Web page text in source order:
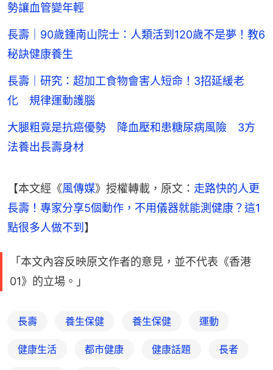
勢讓血管變年輕
長壽｜90歲鍾南山院士：人類活到120歲不是夢！教6
秘訣健康養生
長壽｜研究：超加工食物會害人短命！3招延緩老
化 規律運動護腦
大腿粗竟是抗癌優勢 降血壓和患糖尿病風險 3方
法養出長壽身材
【本文經《風傳媒》授權轉載，原文： 走路快的人更
長壽！專家分享5個動作，不用儀器就能測健康？這1
點很多人做不到 】
「本文內容反映原文作者的意見，並不代表《香港
01》的立場。」
長壽 養生保健 養生保健 運動
健康生活 都市健康 健康話題 長者